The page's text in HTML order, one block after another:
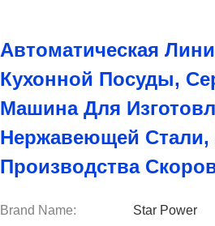
Автоматическая
Кухонной Посуды,
Машина Для
Нержавеющей Стали,
Производства
Brand Name: Star Power